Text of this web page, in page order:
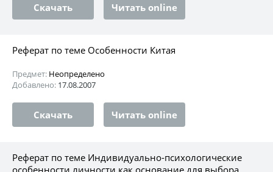
Скачать Читать online
Реферат по теме Особенности Китая
Предмет: Неопределено
Добавлено: 17.08.2007
Скачать Читать online
Реферат по теме Индивидуально-психологические
особенности личности как основание для выбора